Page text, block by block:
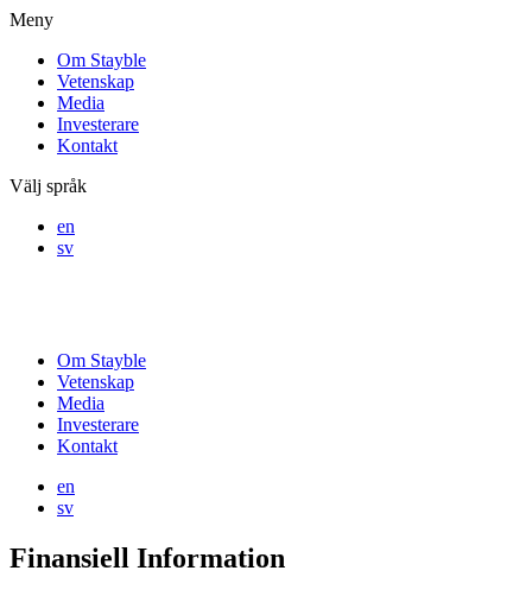
Meny
Om Stayble
Vetenskap
Media
Investerare
Kontakt
Välj språk
en
sv
Om Stayble
Vetenskap
Media
Investerare
Kontakt
en
sv
Finansiell Information